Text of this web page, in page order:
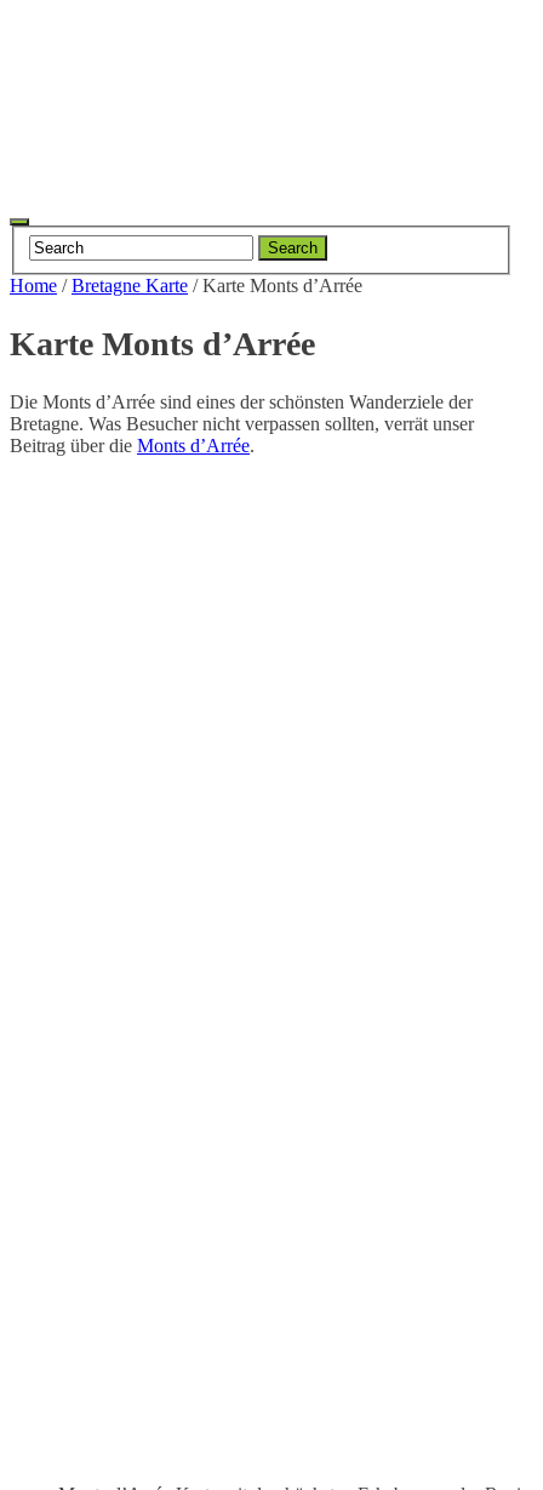
Toggle
navigation
Search
Home /Bretagne Karte /Karte Monts d’Arrée
Karte Monts d’Arrée
Die Monts d’Arrée sind eines der schönsten Wanderziele der
Bretagne. Was Besucher nicht verpassen sollten, verrät unser
Beitrag über die Monts d’Arrée.